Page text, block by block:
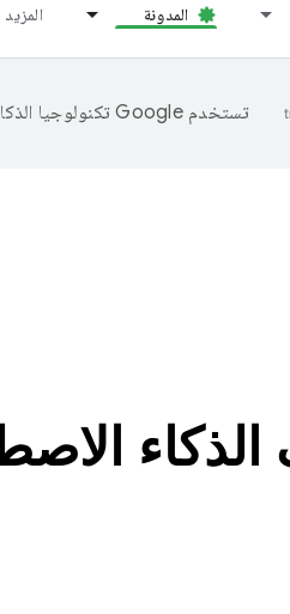
المدونة المزيد
تستخدم Google تكنولوجيا الذكاء الاصطناعي لترجمة المحتوى إلى لغتك المفضّلة، وقد تتضمّن بعض الأخطاء.